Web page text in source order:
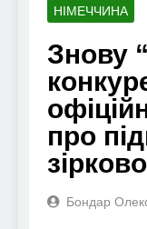
НІМЕЧЧИНА
Знову
про
Бондар